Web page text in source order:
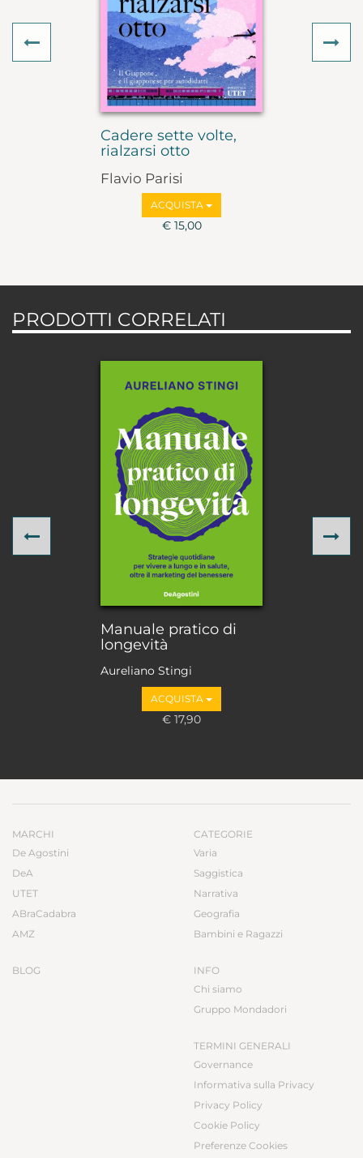
Cadere sette volte,
rialzarsi otto
Flavio Parisi
ACQUISTA
€ 15,00
Previous
PRODOTTI CORRELATI
Manuale pratico di
longevità
Aureliano Stingi
ACQUISTA
€ 17,90
Previous
MARCHI
De Agostini
DeA
UTET
ABraCadabra
AMZ
BLOG
CATEGORIE
Varia
Saggistica
Narrativa
Geografia
Bambini e Ragazzi
INFO
Chi siamo
Gruppo Mondadori
TERMINI GENERALI
Governance
Informativa sulla Privacy
Privacy Policy
Cookie Policy
Preferenze Cookies